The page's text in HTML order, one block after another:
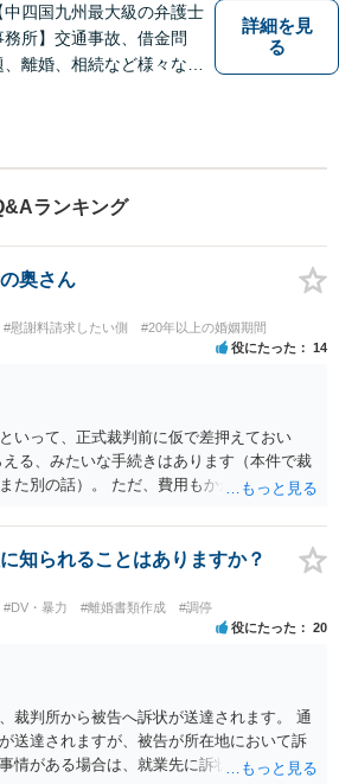
中四国九州最大級の弁護士
務所】交通事故、借金問
、離婚、相続など様々な問
！
詳細を見
る
ランキング
奥さん
#慰謝料請求したい側 #20年以上の婚姻期間
役にたった 14
いって、正式裁判前に仮で差押えておい
る、みたいな手続きはあります（本件で裁
た別の話）。 ただ、費用もかかりますし、
って詳しく話を聞いてみましょう。
知られることはありますか？
#DV・暴力 #離婚書類作成 #調停
役にたった 20
裁判所から被告へ訴状が送達されます。 通
送達されますが、被告が所在地において訴
情がある場合は、就業先に訴状が送達され